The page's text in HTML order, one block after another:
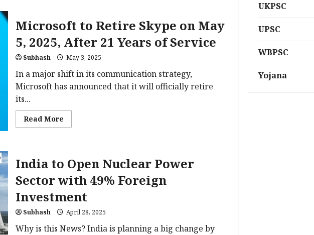
Microsoft to Retire Skype on May
5, 2025, After 21 Years of Service
Subhash May 3, 2025
In a major shift in its communication strategy,
Microsoft has announced that it will officially retire
its...
Read MoreRead
more
Skype
on
May
5,
After
21
Years
of
Service
India to Open Nuclear Power
Sector with 49% Foreign
Investment
Subhash April 28, 2025
Why is this News? India is planning a big change by
UKPSC
UPSC
WBPSC
Yojana